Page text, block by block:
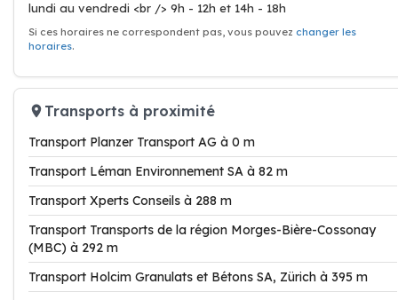
lundi au vendredi <br /> 9h - 12h et 14h - 18h
Si ces horaires ne correspondent pas, vous pouvez changer les
horaires.
Transports à proximité
Transport Planzer Transport AG à 0 m
Transport Léman Environnement SA à 82 m
Transport Xperts Conseils à 288 m
Transport Transports de la région Morges-Bière-Cossonay
(MBC) à 292 m
Transport Holcim Granulats et Bétons SA, Zürich à 395 m